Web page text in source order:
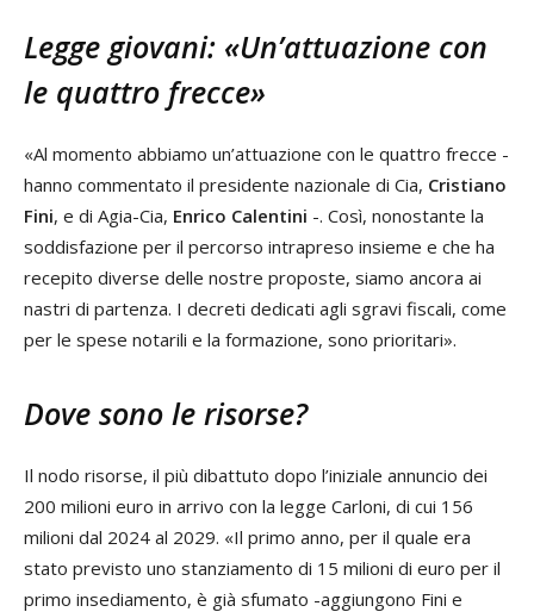
Legge giovani: «Un’attuazione con
le quattro frecce»
«Al momento abbiamo un’attuazione con le quattro frecce -
hanno commentato il presidente nazionale di Cia, Cristiano
Fini, e di Agia-Cia, Enrico Calentini -. Così, nonostante la
soddisfazione per il percorso intrapreso insieme e che ha
recepito diverse delle nostre proposte, siamo ancora ai
nastri di partenza. I decreti dedicati agli sgravi fiscali, come
per le spese notarili e la formazione, sono prioritari».
Dove sono le risorse?
Il nodo risorse, il più dibattuto dopo l’iniziale annuncio dei
200 milioni euro in arrivo con la legge Carloni, di cui 156
milioni dal 2024 al 2029. «Il primo anno, per il quale era
stato previsto uno stanziamento di 15 milioni di euro per il
primo insediamento, è già sfumato -aggiungono Fini e